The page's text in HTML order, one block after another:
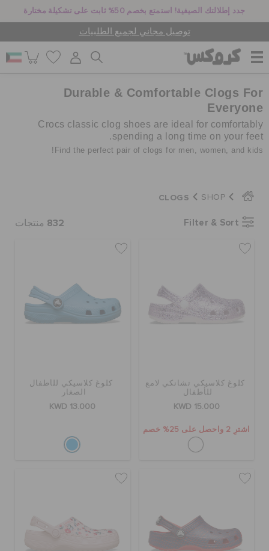
جدد إطلالتك الصيفية! استمتع بخصم 50% ثابت على تشكيلة مختارة
توصيل مجاني لجميع الطلبيات
للنساء
للرجال
جيبيتز تشارمز
تنزيلات
تسجيل الدخول / اشتراك
قائمة الامنيات
الطلبيات المرتجعة
Durable & Comfortable Clogs For
Everyone
Crocs classic clog shoes are ideal for comfortably
spending a long time on your feet.
Find the perfect pair of clogs for men, women, and kids!
SHOP
CLOGS
Filter & Sort
832 منتجات
كلوغ كلاسيكي تشانكي لامع
للأطفال
KWD 15.000
اشترِ 2 واحصل على 25% خصم
كلوغ كلاسيكي للأطفال
الصغار
KWD 13.000